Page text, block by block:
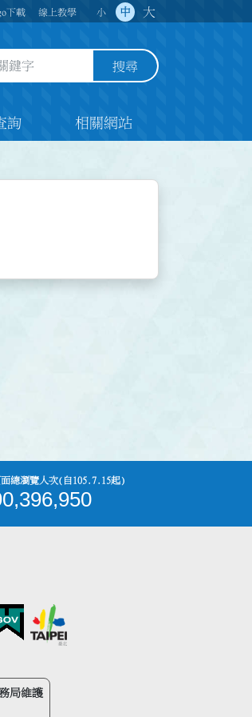
下載 線上教學 小 中 大
位 搜尋
詢 相關網站
總瀏覽人次(自105.7.15起)
局維護